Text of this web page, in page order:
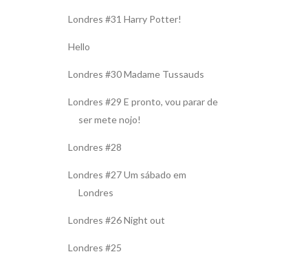
Londres #31 Harry Potter!
Hello
Londres #30 Madame Tussauds
Londres #29 E pronto, vou parar de
ser mete nojo!
Londres #28
Londres #27 Um sábado em
Londres
Londres #26 Night out
Londres #25